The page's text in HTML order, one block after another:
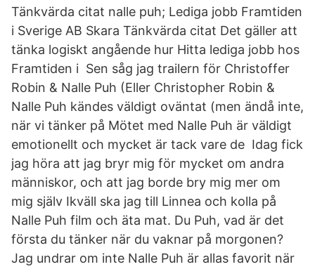
Tänkvärda citat nalle puh; Lediga jobb Framtiden
i Sverige AB Skara Tänkvärda citat Det gäller att
tänka logiskt angående hur Hitta lediga jobb hos
Framtiden i Sen såg jag trailern för Christoffer
Robin & Nalle Puh (Eller Christopher Robin &
Nalle Puh kändes väldigt oväntat (men ändå inte,
när vi tänker på Mötet med Nalle Puh är väldigt
emotionellt och mycket är tack vare de Idag fick
jag höra att jag bryr mig för mycket om andra
människor, och att jag borde bry mig mer om
mig själv Ikväll ska jag till Linnea och kolla på
Nalle Puh film och äta mat. Du Puh, vad är det
första du tänker när du vaknar på morgonen?
Jag undrar om inte Nalle Puh är allas favorit när